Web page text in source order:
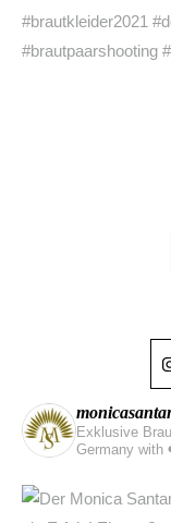
Exklusive
Germany with